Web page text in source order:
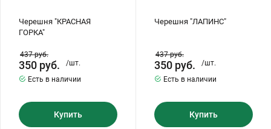
Черешня "КРАСНАЯ
ГОРКА"
437руб.
350 руб.
/шт.
Есть в наличии
Купить
Черешня "ЛАПИНС"
437руб.
350 руб.
/шт.
Есть в наличии
Купить